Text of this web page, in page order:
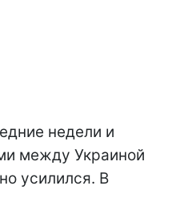
недели и
между Украиной
усилился. В